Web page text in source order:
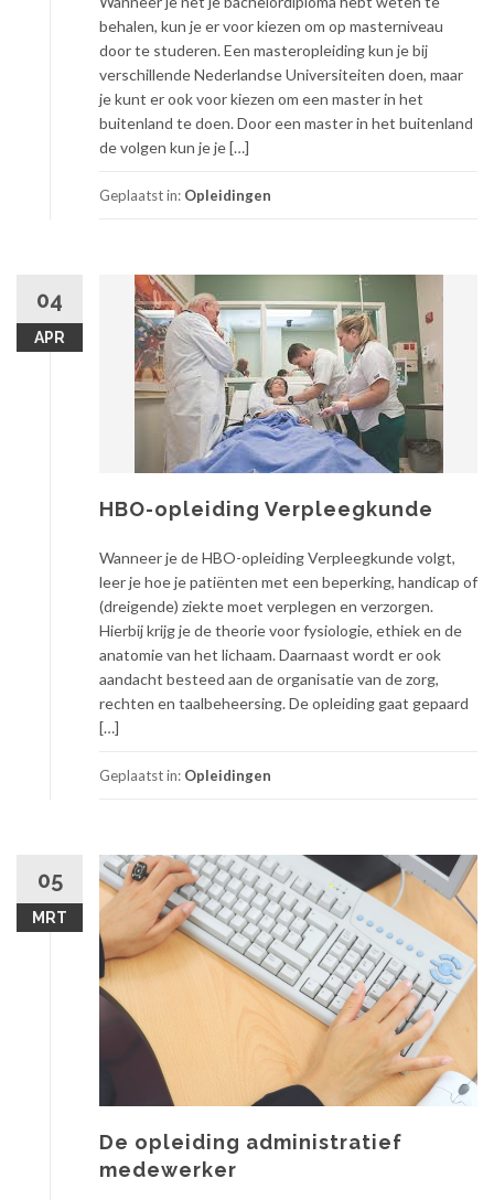
behalen, kun je er voor kiezen om op masterniveau
door te studeren. Een masteropleiding kun je bij
verschillende Nederlandse Universiteiten doen, maar
je kunt er ook voor kiezen om een master in het
buitenland te doen. Door een master in het buitenland
de volgen kun je je […]
Geplaatst in: Opleidingen
04
APR
HBO-opleiding Verpleegkunde
Wanneer je de HBO-opleiding Verpleegkunde volgt,
leer je hoe je patiënten met een beperking, handicap of
(dreigende) ziekte moet verplegen en verzorgen.
Hierbij krijg je de theorie voor fysiologie, ethiek en de
anatomie van het lichaam. Daarnaast wordt er ook
aandacht besteed aan de organisatie van de zorg,
rechten en taalbeheersing. De opleiding gaat gepaard
[…]
Geplaatst in: Opleidingen
05
MRT
De opleiding administratief
medewerker